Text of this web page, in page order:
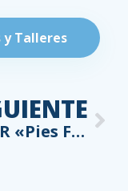
y Talleres
TALLER «Pies Fuertes y Flexibles»